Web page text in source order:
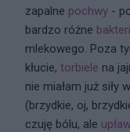
zapalne pochwy -
bardzo różne
mlekowego. Poza
kłucie, torbiele na
nie miałam już siły
(brzydkie, oj,
czuję bólu, ale